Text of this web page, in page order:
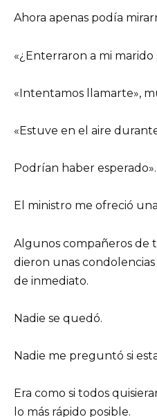
Ahora apenas podía
«¿Enterraron a mi marido
«Intentamos llamarte»,
«Estuve en el aire
Podrían haber esperado».
El ministro me ofreció
Algunos compañeros de
dieron unas
de inmediato.
Nadie se quedó.
Nadie me preguntó si
Era como si todos
lo más rápido posible.